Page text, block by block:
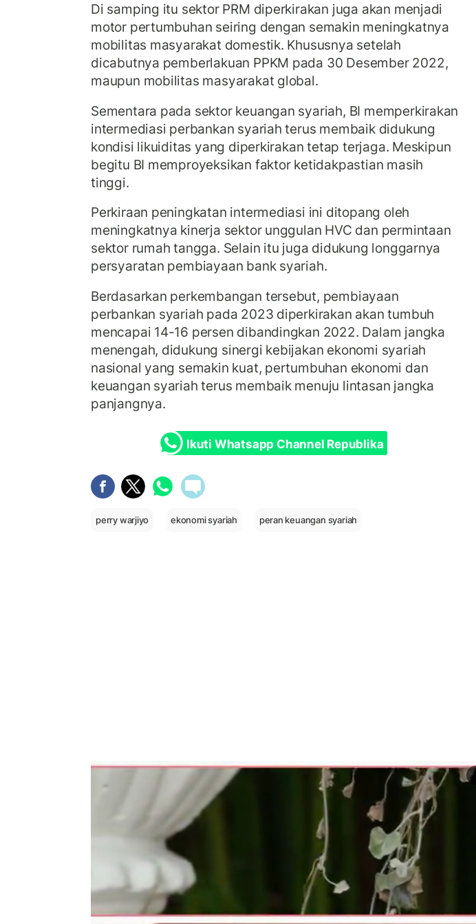
Di samping itu sektor PRM diperkirakan juga akan menjadi
motor pertumbuhan seiring dengan semakin meningkatnya
mobilitas masyarakat domestik. Khususnya setelah
dicabutnya pemberlakuan PPKM pada 30 Desember 2022,
maupun mobilitas masyarakat global.
Sementara pada sektor keuangan syariah, BI memperkirakan
intermediasi perbankan syariah terus membaik didukung
kondisi likuiditas yang diperkirakan tetap terjaga. Meskipun
begitu BI memproyeksikan faktor ketidakpastian masih
tinggi.
Perkiraan peningkatan intermediasi ini ditopang oleh
meningkatnya kinerja sektor unggulan HVC dan permintaan
sektor rumah tangga. Selain itu juga didukung longgarnya
persyaratan pembiayaan bank syariah.
Berdasarkan perkembangan tersebut, pembiayaan
perbankan syariah pada 2023 diperkirakan akan tumbuh
mencapai 14-16 persen dibandingkan 2022. Dalam jangka
menengah, didukung sinergi kebijakan ekonomi syariah
nasional yang semakin kuat, pertumbuhan ekonomi dan
keuangan syariah terus membaik menuju lintasan jangka
panjangnya.
Ikuti Whatsapp Channel Republika
perry warjiyo ekonomi syariah peran keuangan syariah